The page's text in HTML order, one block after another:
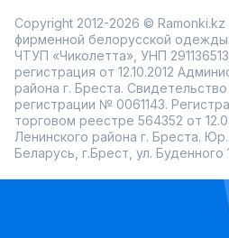
Copyright 2012-2026 ©
фирменной белорусской
ЧТУП «Чиколетта», УНП
регистрация от 12.10.2012
района г. Бреста.
регистрации № 0061143.
торговом реестре 564352 от
Ленинского района г. Бреста.
Беларусь, г.Брест, ул. Буденного